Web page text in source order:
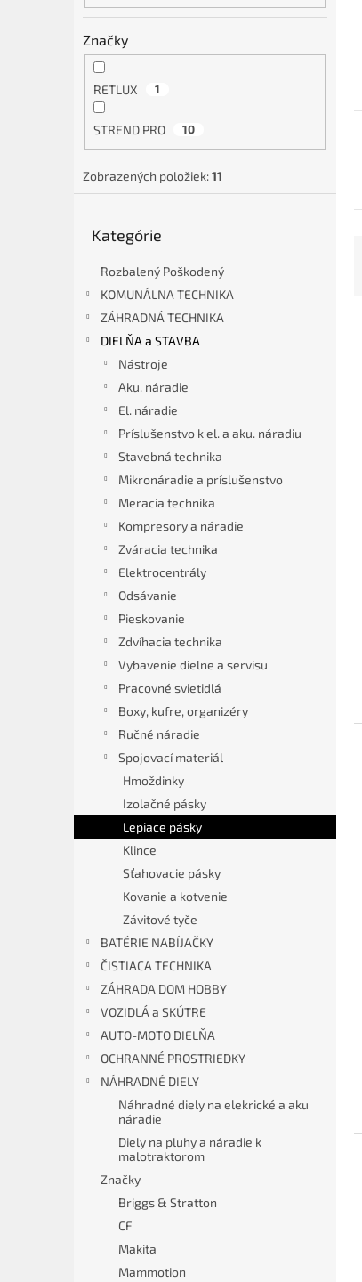
Značky
RETLUX 1
STREND PRO 10
Zobrazených položiek:11
kategórie
Kategórie
Rozbalený Poškodený
KOMUNÁLNA TECHNIKA
ZÁHRADNÁ TECHNIKA
DIELŇA a STAVBA
Nástroje
Aku. náradie
El. náradie
Príslušenstvo k el. a aku. náradiu
Stavebná technika
Mikronáradie a príslušenstvo
Meracia technika
Kompresory a náradie
Zváracia technika
Elektrocentrály
Odsávanie
Pieskovanie
Zdvíhacia technika
Vybavenie dielne a servisu
Pracovné svietidlá
Boxy, kufre, organizéry
Ručné náradie
Spojovací materiál
Hmoždinky
Izolačné pásky
Lepiace pásky
Klince
Sťahovacie pásky
Kovanie a kotvenie
Závitové tyče
BATÉRIE NABÍJAČKY
ČISTIACA TECHNIKA
ZÁHRADA DOM HOBBY
VOZIDLÁ a SKÚTRE
AUTO-MOTO DIELŇA
OCHRANNÉ PROSTRIEDKY
NÁHRADNÉ DIELY
Náhradné diely na elekrické a aku
náradie
Diely na pluhy a náradie k
malotraktorom
Značky
Briggs & Stratton
CF
Makita
Mammotion